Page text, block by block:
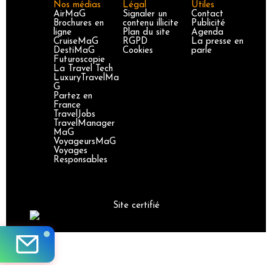
Nos médias
AirMaG
Brochures en
ligne
CruiseMaG
DestiMaG
Futuroscopie
La Travel Tech
LuxuryTravelMa
G
Partez en
France
TravelJobs
TravelManager
MaG
VoyageursMaG
Voyages
Responsables
Légal
Signaler un
contenu illicite
Plan du site
RGPD
Cookies
Utiles
Contact
Publicité
Agenda
La presse en
parle
Site certifié